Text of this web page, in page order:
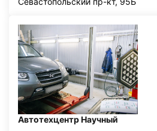
Автотехцентр Научный